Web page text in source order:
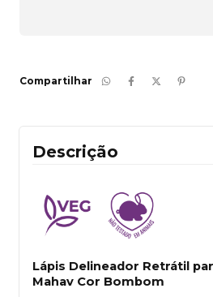
Compartilhar
Descrição
Lápis Delineador Retrátil
Mahav Cor Bombom